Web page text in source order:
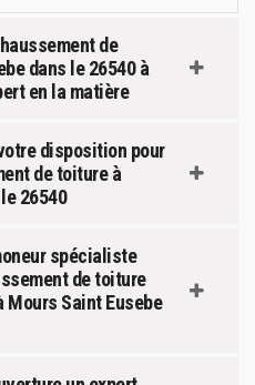
de
dans le 26540 à
en la matière
disposition pour
de toiture à
26540
spécialiste
de toiture
Saint Eusebe